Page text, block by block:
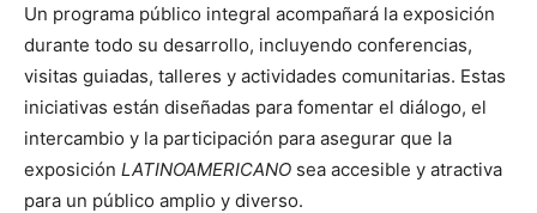
Un programa público integral acompañará la exposición
durante todo su desarrollo, incluyendo conferencias,
visitas guiadas, talleres y actividades comunitarias. Estas
iniciativas están diseñadas para fomentar el diálogo, el
intercambio y la participación para asegurar que la
exposición LATINOAMERICANO sea accesible y atractiva
para un público amplio y diverso.